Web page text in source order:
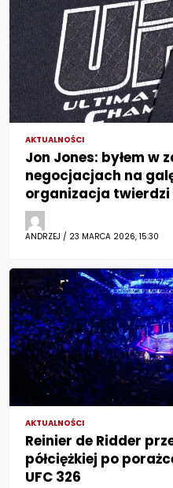
AKTUALNOŚCI
Jon Jones: byłem w
negocjacjach na
organizacja twierdzi
ANDRZEJ / 23 MARCA 2026, 15:30
AKTUALNOŚCI
Reinier de Ridder
półciężkiej po
UFC 326